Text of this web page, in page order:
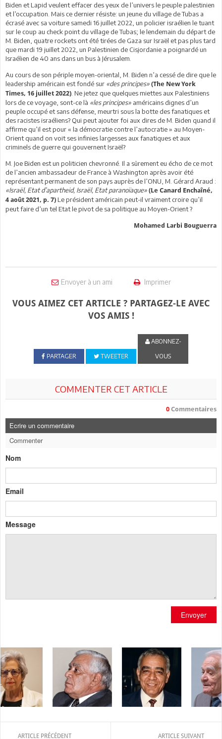
Biden et Lapid veulent effacer des yeux de l’univers le peuple palestinien
et l’occupation. Mais ce dernier résiste: un jeune du village de Tubas a
écrasé avec sa voiture samedi 16 juillet 2022, un policier israélien le tuant
sur le coup au check point du village de Tubas; le lendemain du départ de
M. Biden, quatre rockets ont été tirées de Gaza sur Israël et pas plus tard
que mardi 19 juillet 2022, un Palestinien de Cisjordanie a poignardé un
Israélien de 40 ans dans un bus à Jérusalem.
Au cours de son périple moyen-oriental, M. Biden n’a cessé de dire que le
leadership américain est fondé sur «des principes» (The New York
Times, 16 juillet 2022) . Ne jetez que quelques miettes aux Palestiniens
lors de ce voyage, sont-ce là «les principes» américains dignes d’un
peuple occupé et sans défense, meurtri sous la botte des fanatiques et
des racistes israéliens? Qui peut ajouter foi aux dires de M. Biden quand il
affirme qu’il est pour « la démocratie contre l’autocratie » au Moyen-
Orient quand on voit ses infinies largesses aux fanatiques et aux
criminels de guerre qui gouvernent Israël?
M. Joe Biden est un politicien chevronné. Il a sûrement eu écho de ce mot
de l’ancien ambassadeur de France à Washington après avoir été
représentant permanent de son pays auprès de l’ONU, M. Gérard Araud :
«Israël, Etat d’apartheid, Israël, Etat paranoïaque» (Le Canard Enchaîné,
4 août 2021, p. 7) Le président américain peut-il vraiment croire qu’il
peut faire d’un tel Etat le pivot de sa politique au Moyen-Orient ?
Mohamed Larbi Bouguerra
Envoyer à un ami Imprimer
VOUS AIMEZ CET ARTICLE ? PARTAGEZ-LE AVEC
VOS AMIS !
PARTAGER TWEETER
ABONNEZ-
VOUS
COMMENTER CET ARTICLE
0 Commentaires
Ecrire un commentaire
Commenter
Nom
Email
Message
Envoyer
ARTICLE PRÉCÉDENT ARTICLE SUIVANT